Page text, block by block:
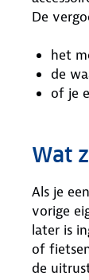
De
het
de
of je
Wat
Als je
vorige
later is
of
de